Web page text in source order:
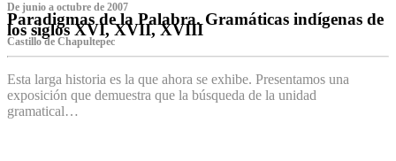
De junio a octubre de 2007
Paradigmas de la Palabra. Gramáticas indígenas de
los siglos XVI, XVII, XVIII
Castillo de Chapultepec
Esta larga historia es la que ahora se exhibe. Presentamos una
exposición que demuestra que la búsqueda de la unidad
gramatical…